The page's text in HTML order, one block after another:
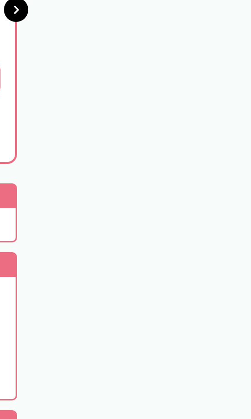
上原章裕税理士事務所